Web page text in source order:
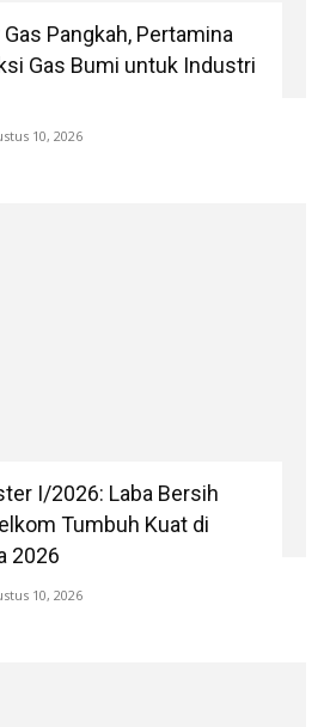
Pangkah, Pertamina
Gas Bumi untuk Industri
10, 2026
I/2026: Laba Bersih
Tumbuh Kuat di
2026
10, 2026